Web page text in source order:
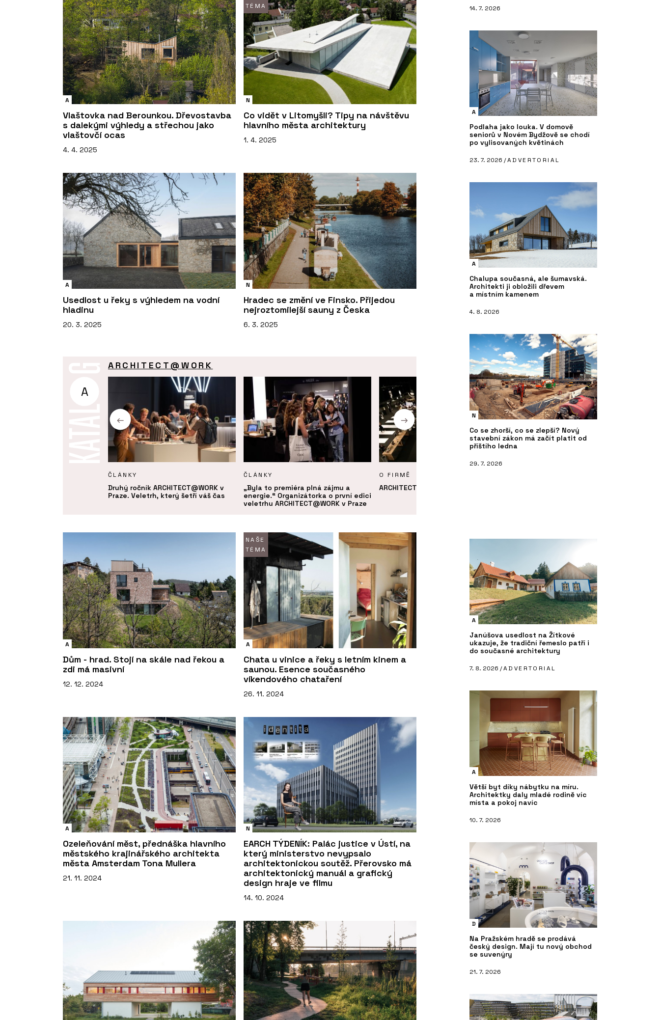
A
Vlaštovka nad Berounkou. Dřevostavba
s dalekými výhledy a střechou jako
vlaštovčí ocas
4. 4. 2025
TÉMA
N
Co vidět v Litomyšli? Tipy na návštěvu
hlavního města architektury
1. 4. 2025
A
Usedlost u řeky s výhledem na vodní
hladinu
20. 3. 2025
N
Hradec se změní ve Finsko. Přijedou
nejroztomilejší sauny z Česka
6. 3. 2025
A
ARCHITECT@WORK
ČLÁNKY
Druhý ročník ARCHITECT@WORK v
Praze. Veletrh, který šetří váš čas
ČLÁNKY
„Byla to premiéra plná zájmu a
energie.“ Organizátorka o první edici
veletrhu ARCHITECT@WORK v Praze
O FIRMĚ
ARCHITECT@WORK
A
Dům - hrad. Stojí na skále nad řekou a
zdi má masivní
12. 12. 2024
NAŠE
TÉMA
A
Chata u vinice a řeky s letním kinem a
saunou. Esence současného
víkendového chataření
26. 11. 2024
A
Ozeleňování měst, přednáška hlavního
městského krajinářského architekta
města Amsterdam Tona Mullera
21. 11. 2024
N
EARCH TÝDENÍK: Palác justice v Ústí, na
který ministerstvo nevypsalo
architektonickou soutěž. Přerovsko má
architektonický manuál a grafický
design hraje ve filmu
14. 10. 2024
14. 7. 2026
A
Podlaha jako louka. V domově
seniorů v Novém Bydžově se chodí
po vylisovaných květinách
23. 7. 2026 /ADVERTORIAL
A
Chalupa současná, ale šumavská.
Architekti ji obložili dřevem
a místním kamenem
4. 8. 2026
N
Co se zhorší, co se zlepší? Nový
stavební zákon má začít platit od
příštího ledna
29. 7. 2026
A
Janúšova usedlost na Žítkové
ukazuje, že tradiční řemeslo patří i
do současné architektury
7. 8. 2026 /ADVERTORIAL
A
Větší byt díky nábytku na míru.
Architektky daly mladé rodině víc
místa a pokoj navíc
10. 7. 2026
D
Na Pražském hradě se prodává
český design. Mají tu nový obchod
se suvenýry
21. 7. 2026